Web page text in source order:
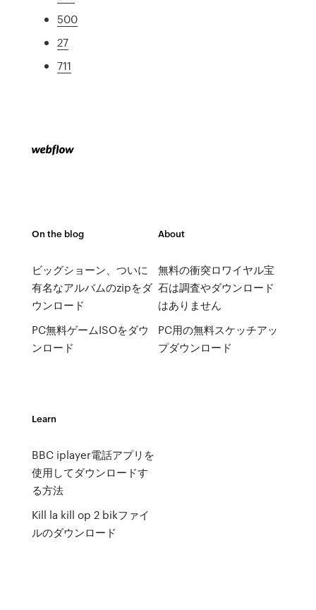
500
27
711
On the blog
ビッグショーン、ついに
有名なアルバムのzipをダ
ウンロード
PC無料ゲームISOをダウ
ンロード
About
無料の衝突ロワイヤル宝
石は調査やダウンロード
はありません
PC用の無料スケッチアッ
プダウンロード
Learn
BBC iplayer電話アプリを
使用してダウンロードす
る方法
Kill la kill op 2 bikファイ
ルのダウンロード